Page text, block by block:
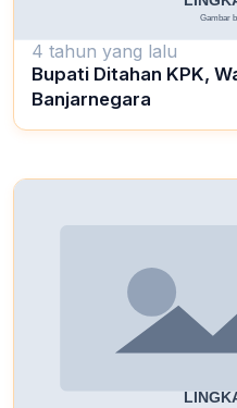
4 tahun yang lalu
Bupati Ditahan KPK,
Banjarnegara